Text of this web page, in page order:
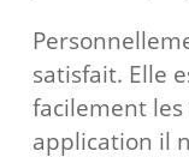
satisfait. Elle
facilement les
application il